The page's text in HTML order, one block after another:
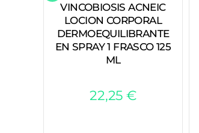
VINCOBIOSIS ACNEIC
LOCION CORPORAL
DERMOEQUILIBRANTE
EN SPRAY 1 FRASCO 125
ML
22,25 €